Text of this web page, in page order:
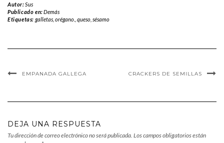
Autor:Sus
Publicado en:Demás
Etiquetas: galletas, orégano. queso, sésamo
EMPANADA GALLEGA CRACKERS DE SEMILLAS
DEJA UNA RESPUESTA
Tu dirección de correo electrónico no será publicada. Los campos obligatorios están